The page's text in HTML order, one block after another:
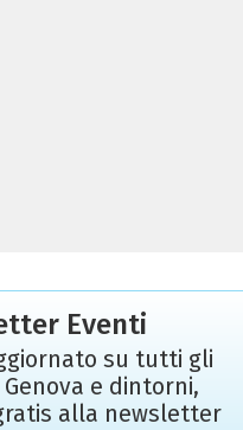
Eventi
su tutti gli
e dintorni,
alla newsletter